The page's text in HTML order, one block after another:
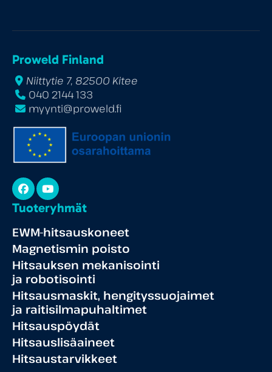
Proweld Finland
Niittytie 7, 82500 Kitee
040 2144 133
myynti@proweld.fi
Facebook
YouTube
Tuoteryhmät
EWM-hitsauskoneet
Magnetismin poisto
Hitsauksen mekanisointi
ja robotisointi
Hitsausmaskit, hengityssuojaimet
ja raitisilmapuhaltimet
Hitsauspöydät
Hitsauslisäaineet
Hitsaustarvikkeet